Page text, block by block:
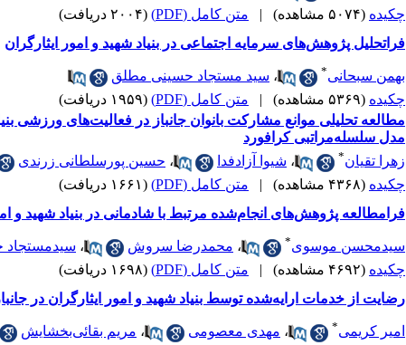
چکیده (۵۰۷۴ مشاهده) | متن کامل (PDF)
(۲۰۰۴ دریافت)
فراتحلیل پژوهش‌های سرمایه اجتماعی در بنیاد شهید و امور ایثارگران
بهمن سبحانی* ، سید مستجاد حسینی مطلق
چکیده (۵۳۶۹ مشاهده) | متن کامل (PDF)
(۱۹۵۹ دریافت)
مطالعه تحلیلی موانع مشارکت بانوان جانباز در فعالیت‌های ورزشی
مدل سلسله‌مراتبی کرافورد
زهرا تقیان* ، شیوا آزادفدا ، حسین پورسلطانی زرندی
چکیده (۴۳۶۸ مشاهده) | متن کامل (PDF)
(۱۶۶۱ دریافت)
فرامطالعه پژوهش‌های انجام‌شده مرتبط با شادمانی در بنیاد شهید و
سیدمحسن موسوی* ، محمدرضا سروش ،
چکیده (۴۶۹۲ مشاهده) | متن کامل (PDF)
(۱۶۹۸ دریافت)
رضایت از خدمات ارایه‌شده توسط بنیاد شهید و امور ایثارگران در
امیر کریمی* ، مهدی معصومی ، مریم بقائی‌بخشایش